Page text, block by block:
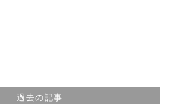
過去の記事